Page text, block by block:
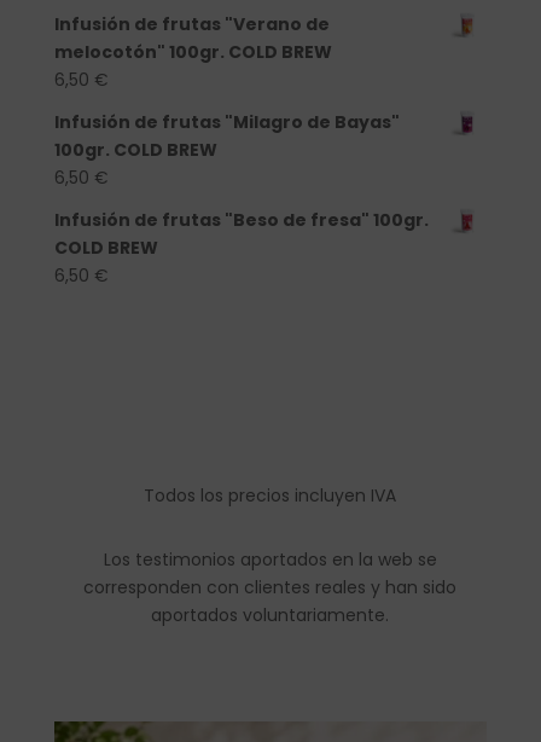
Infusión de frutas "Verano de
melocotón" 100gr. COLD BREW
6,50 €
Infusión de frutas "Milagro de Bayas"
100gr. COLD BREW
6,50 €
Infusión de frutas "Beso de fresa" 100gr.
COLD BREW
6,50 €
Todos los precios incluyen IVA
Los testimonios aportados en la web se
corresponden con clientes reales y han sido
aportados voluntariamente.